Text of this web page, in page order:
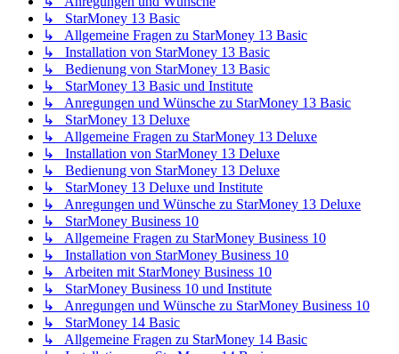
↳ StarMoney 13 Basic
↳ Allgemeine Fragen zu StarMoney 13 Basic
↳ Installation von StarMoney 13 Basic
↳ Bedienung von StarMoney 13 Basic
↳ StarMoney 13 Basic und Institute
↳ Anregungen und Wünsche zu StarMoney 13 Basic
↳ StarMoney 13 Deluxe
↳ Allgemeine Fragen zu StarMoney 13 Deluxe
↳ Installation von StarMoney 13 Deluxe
↳ Bedienung von StarMoney 13 Deluxe
↳ StarMoney 13 Deluxe und Institute
↳ Anregungen und Wünsche zu StarMoney 13 Deluxe
↳ StarMoney Business 10
↳ Allgemeine Fragen zu StarMoney Business 10
↳ Installation von StarMoney Business 10
↳ Arbeiten mit StarMoney Business 10
↳ StarMoney Business 10 und Institute
↳ Anregungen und Wünsche zu StarMoney Business 10
↳ StarMoney 14 Basic
↳ Allgemeine Fragen zu StarMoney 14 Basic